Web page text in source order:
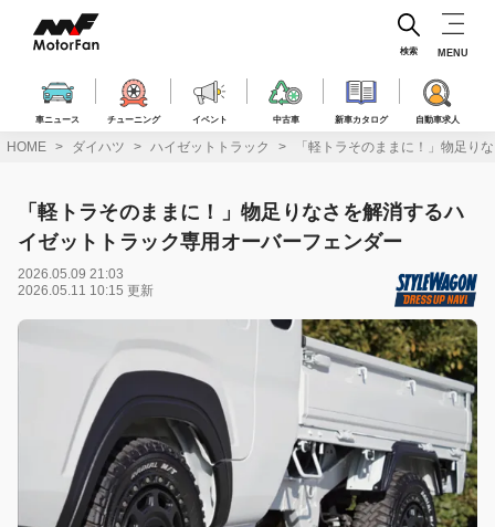
ス
車ニュース チューニング イベント 中古車 新車カタログ 自動車求人
検索 MENU
HOME ダイハツ ハイゼットトラック 「軽トラそのままに！」物足り
「軽トラそのままに！」物足りなさを解消するハ
イゼットトラック専用オーバーフェンダー
2026.05.09 21:03
2026.05.11 10:15 更新